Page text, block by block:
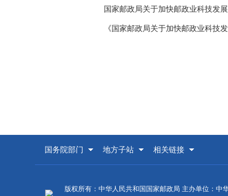
国家邮政局关于加快邮政业科技发
《国家邮政局关于加快邮政业科技
国务院部门 地方子站 相关链接
版权所有：中华人民共和国国家邮政局 主办单位：中